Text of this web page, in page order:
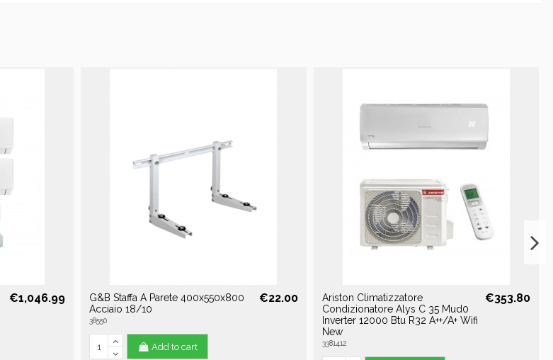
€1,046.99
G&B Staffa A Parete 400x550x800
Acciaio 18/10
38550
€22.00
Add to cart
Ariston Climatizzatore
Condizionatore Alys C 35 Mud0
Inverter 12000 Btu R32 A++/A+ Wifi
New
3381412
€353.80